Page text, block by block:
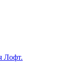
Лофт.